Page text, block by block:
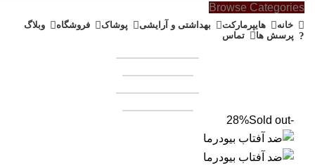
Browse Categories
خانه هایپرمارکت بهداشتی و آرایشی پوشاک فروشگاه
وبلاگ
پرسش ها
تماس
-28%
Sold out